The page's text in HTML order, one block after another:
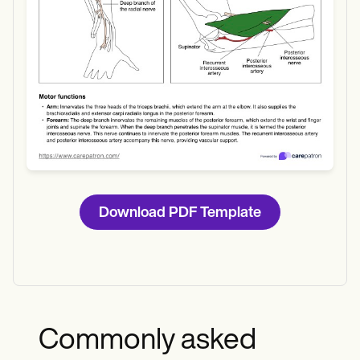
Download PDF Template
Commonly asked